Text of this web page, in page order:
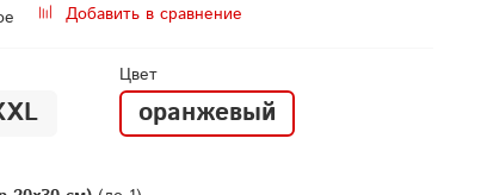
Добавить в сравнение
Цвет
оранжевый